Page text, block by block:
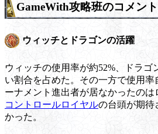
GameWith攻略班のコメント
ウィッチとドラゴンの活躍
ウィッチの使用率が約52%、ドラゴ
い割合を占めた。その一方で使用率
ーナメント進出者が居なかったのは
コントロールロイヤルの台頭が期待
かった。